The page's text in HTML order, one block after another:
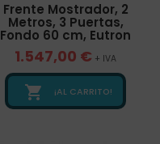
Frente Mostrador, 2
Metros, 3 Puertas,
Fondo 60 cm, Eutron
1.547,00 € + IVA
 ¡AL CARRITO!